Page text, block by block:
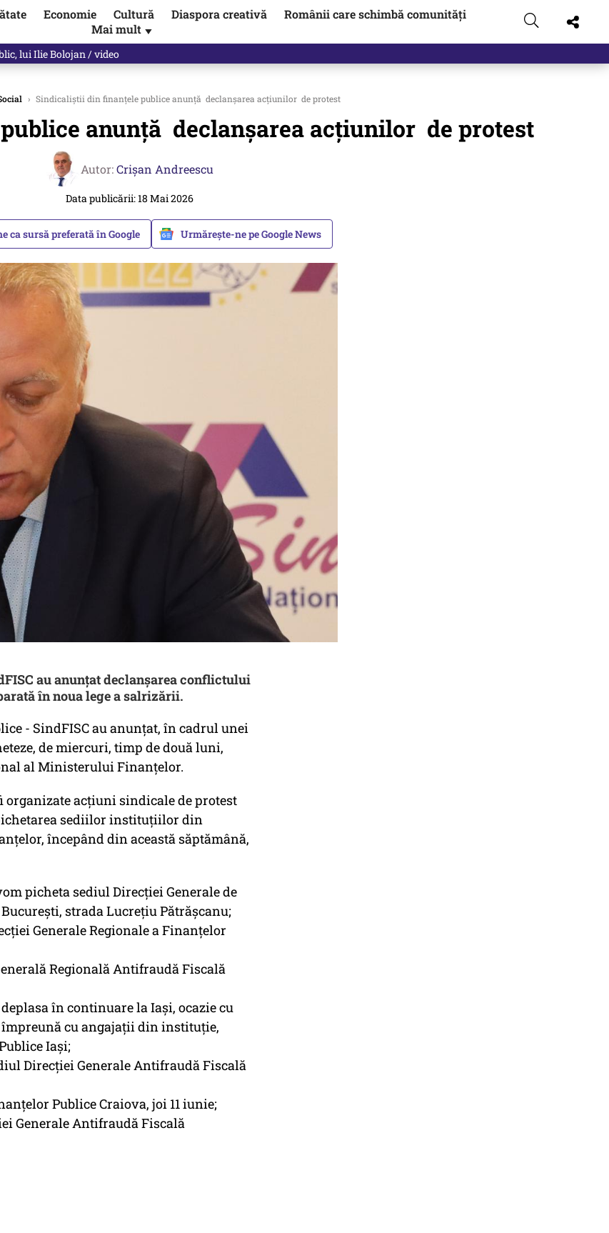
Economie Cultură Diaspora creativă
Românii care schimbă comunități
Mai mult ▼
de tot!” Eugen Teodorovici, reacție după ce Green Deal-ul a pus pe…
› Sindicaliștii din finanțele publice anunță declanșarea acțiunilor de protest
anunță declanșarea acțiunilor de protest
Autor:Crişan Andreescu
Data publicării: 18 Mai 2026
ca sursă preferată în Google Urmărește-ne pe Google News
au anunțat declanșarea conflictului
în noua lege a salrizării.
- SindFISC au anunțat, în cadrul unei
de miercuri, timp de două luni,
al Ministerului Finanțelor.
acțiuni sindicale de protest
sediilor instituțiilor din
începând din această săptămână,
picheta sediul Direcției Generale de
strada Lucrețiu Pătrășcanu;
Generale Regionale a Finanțelor
Regională Antifraudă Fiscală
în continuare la Iași, ocazie cu
cu angajații din instituție,
Iași;
Direcției Generale Antifraudă Fiscală
Publice Craiova, joi 11 iunie;
Generale Antifraudă Fiscală